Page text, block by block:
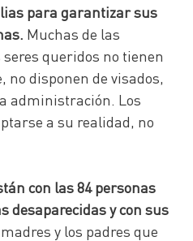
para garantizar sus
Muchas de las
queridos no tienen
no disponen de visados,
administración. Los
a su realidad, no
con las 84 personas
desaparecidas y con sus
y los padres que